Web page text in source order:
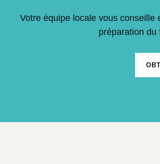
Votre équipe locale vous
préparation du